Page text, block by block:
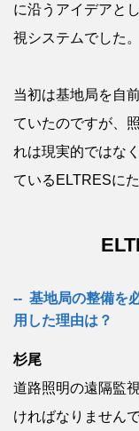
に沿うアイデアと
視システムでした。
当初は基地局を自
ていたのですが、
れは現実的ではな
ているELTRESに
基地局の整備を
用した理由は？
杉尾
道路照明の遠隔監
ければなりません